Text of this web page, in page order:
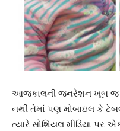
આજકાલની જનરેશન ખૂબ જ
નથી તેમાં પણ મોબાઇલ કે
ત્યારે સોશિયલ મીડિયા પર